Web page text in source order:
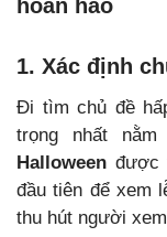
hoàn hảo
1. Xác định
Đi tìm chủ đề
trọng nhất
Halloween được
đầu tiên để xem
thu hút người